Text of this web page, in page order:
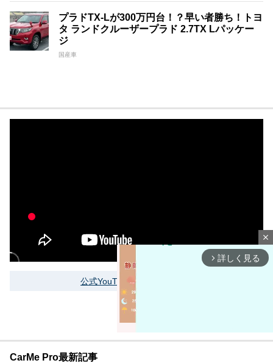
プラドTX-Lが300万円台！？早い者勝ち！トヨ
タ ランドクルーザープラド 2.7TX Lパッケー
ジ
国産車
公式YouTubeをもっと見る
CarMe Pro最新記事
close
arrow_forward_ios 詳しく見る